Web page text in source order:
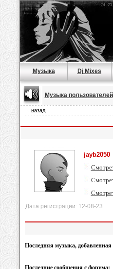
Музыка Dj Mixes
Музыка пользователей
назад
jayb2050
Дата регистрации: 12-08-23
Последняя музыка, добавленная
Последние сообщения с форума: